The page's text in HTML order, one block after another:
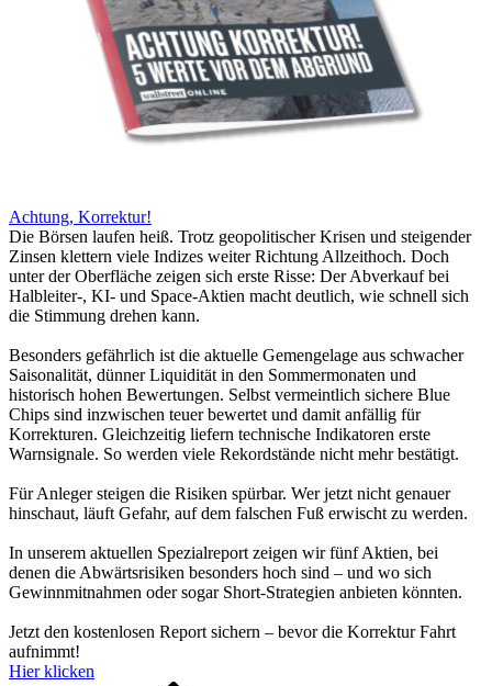
Achtung, Korrektur!
Die Börsen laufen heiß. Trotz geopolitischer Krisen und steigender
Zinsen klettern viele Indizes weiter Richtung Allzeithoch. Doch
unter der Oberfläche zeigen sich erste Risse: Der Abverkauf bei
Halbleiter-, KI- und Space-Aktien macht deutlich, wie schnell sich
die Stimmung drehen kann.
Besonders gefährlich ist die aktuelle Gemengelage aus schwacher
Saisonalität, dünner Liquidität in den Sommermonaten und
historisch hohen Bewertungen. Selbst vermeintlich sichere Blue
Chips sind inzwischen teuer bewertet und damit anfällig für
Korrekturen. Gleichzeitig liefern technische Indikatoren erste
Warnsignale. So werden viele Rekordstände nicht mehr bestätigt.
Für Anleger steigen die Risiken spürbar. Wer jetzt nicht genauer
hinschaut, läuft Gefahr, auf dem falschen Fuß erwischt zu werden.
In unserem aktuellen Spezialreport zeigen wir fünf Aktien, bei
denen die Abwärtsrisiken besonders hoch sind – und wo sich
Gewinnmitnahmen oder sogar Short-Strategien anbieten könnten.
Jetzt den kostenlosen Report sichern – bevor die Korrektur Fahrt
aufnimmt!
Hier klicken